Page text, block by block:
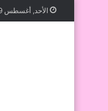
الأحد, أغسطس 9 2026